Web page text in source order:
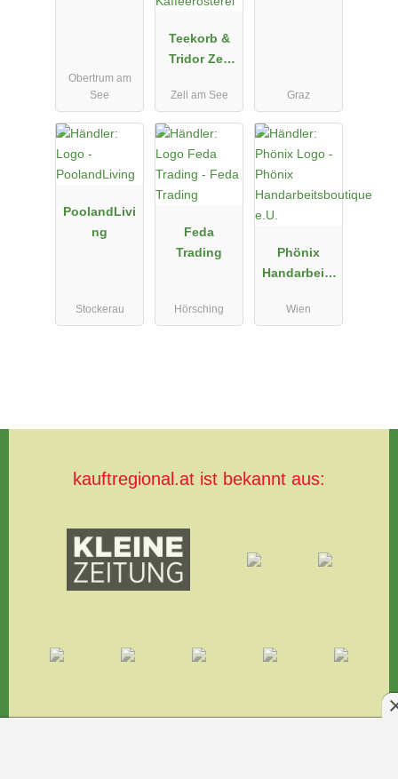
Obertrum am
See
Teekorb &
Tridor Zell
Kaffeeröster
ei
Zell am See Graz
PoolandLivi
ng
Stockerau
Feda
Trading
Hörsching
Phönix
Handarbeits
e.U.
Wien
kauftregional.at ist bekannt aus: